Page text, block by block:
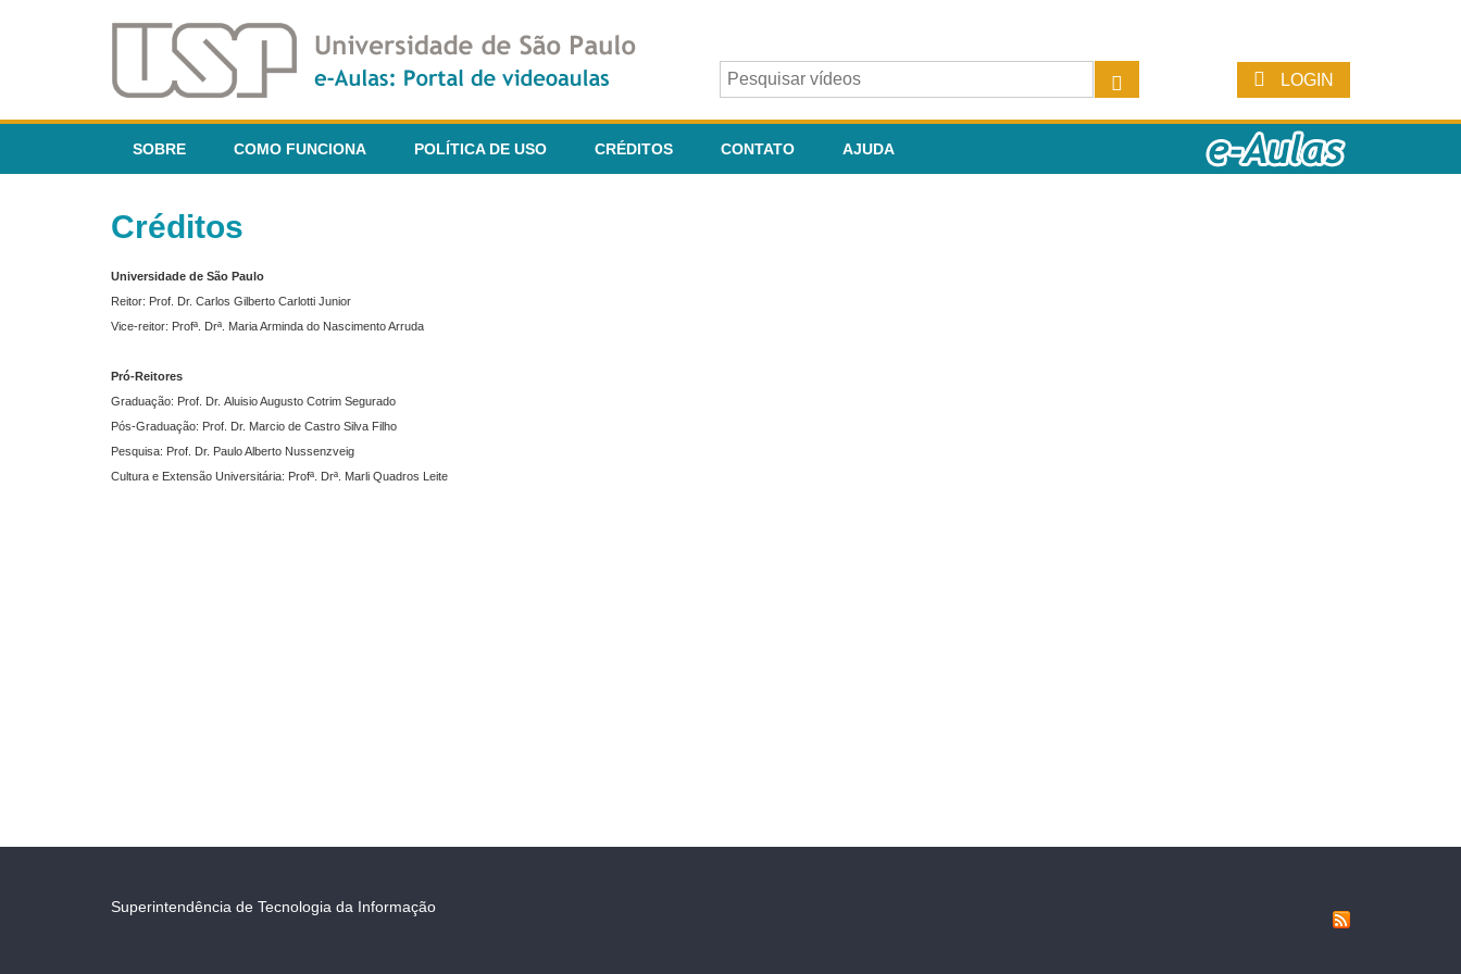
LOGIN
SOBRE COMO FUNCIONA POLÍTICA DE USO CRÉDITOS CONTATO AJUDA
Créditos
Universidade de São Paulo
Reitor: Prof. Dr. Carlos Gilberto Carlotti Junior
Vice-reitor: Profª. Drª. Maria Arminda do Nascimento Arruda
Pró-Reitores
Graduação: Prof. Dr. Aluisio Augusto Cotrim Segurado
Pós-Graduação: Prof. Dr. Marcio de Castro Silva Filho
Pesquisa: Prof. Dr. Paulo Alberto Nussenzveig
Cultura e Extensão Universitária: Profª. Drª. Marli Quadros Leite
Superintendência de Tecnologia da Informação